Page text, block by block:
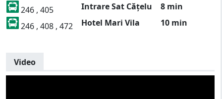
246 , 405
Intrare Sat Cățelu
8 min
246 , 408 , 472
Hotel Mari Vila 10 min
Video